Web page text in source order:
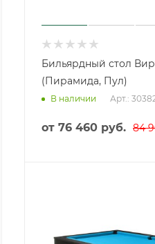
Бильярдный стол
(Пирамида, Пул)
В наличии Арт.:
от 76 460 руб. 84